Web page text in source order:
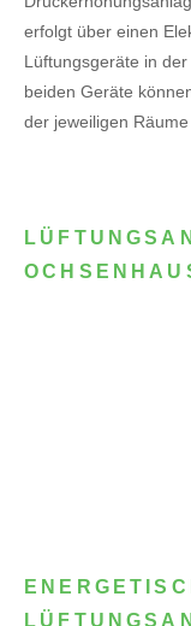
erfolgt über einen
Lüftungsgeräte in
beiden Geräte
der jeweiligen